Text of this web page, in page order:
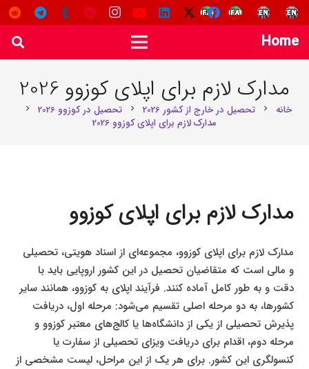
Home
مدارک لازم برای اپلای کوزوو 2026
خانه chevron_right تحصیل در خارج از کشور 2026 chevron_right تحصیل در کوزوو 2026 chevron_right
مدارک لازم برای اپلای کوزوو 2026
مدارک لازم برای اپلای کوزوو
مدارک لازم برای اپلای کوزوو، مجموعه‌ای از اسناد هویتی، تحصیلی
و مالی است که متقاضیان تحصیل در این کشور اروپایی باید با
دقت و به طور کامل آماده کنند. فرآیند اپلای به کوزوو، همانند سایر
کشورها، به دو مرحله اصلی تقسیم می‌شود: مرحله اول، دریافت
پذیرش تحصیلی از یکی از دانشگاه‌ها یا کالج‌های معتبر کوزوو و
مرحله دوم، اقدام برای دریافت ویزای تحصیلی از سفارت یا
کنسولگری این کشور. برای هر یک از این مراحل، لیست مشخصی از